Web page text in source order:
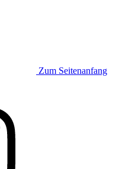
Zum Seitenanfang